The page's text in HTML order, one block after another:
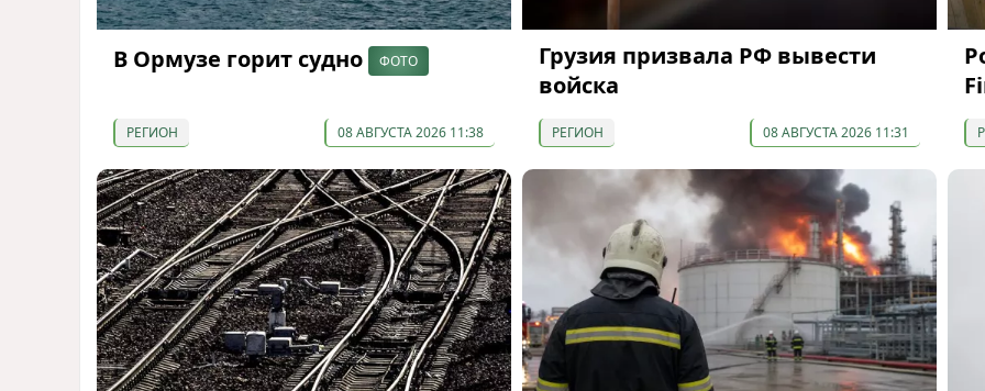
В Ормузе горит судно ФОТО
РЕГИОН 08 АВГУСТА 2026 11:38
Грузия призвала РФ вывести
войска
РЕГИОН 08 АВГУСТА 2026 11:31